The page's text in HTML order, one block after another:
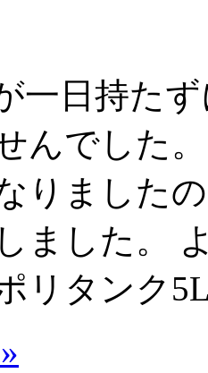
一日持た
んでした
りました
ました。
リタンク